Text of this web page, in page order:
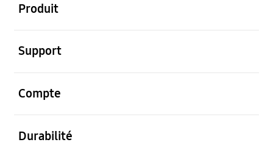
Produit
Support
Compte
Durabilité